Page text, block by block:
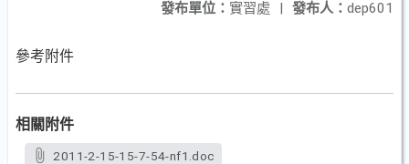
發布人： dep601
發布單位： 實習處 |
參考附件
相關附件
2011-2-15-15-7-54-nf1.doc